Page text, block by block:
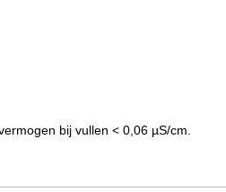
bij vullen < 0,06 µS/cm.